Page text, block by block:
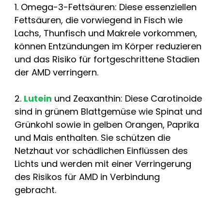
1. Omega-3-Fettsäuren: Diese essenziellen
Fettsäuren, die vorwiegend in Fisch wie
Lachs, Thunfisch und Makrele vorkommen,
können Entzündungen im Körper reduzieren
und das Risiko für fortgeschrittene Stadien
der AMD verringern.
2. Lutein und Zeaxanthin: Diese Carotinoide
sind in grünem Blattgemüse wie Spinat und
Grünkohl sowie in gelben Orangen, Paprika
und Mais enthalten. Sie schützen die
Netzhaut vor schädlichen Einflüssen des
Lichts und werden mit einer Verringerung
des Risikos für AMD in Verbindung
gebracht.